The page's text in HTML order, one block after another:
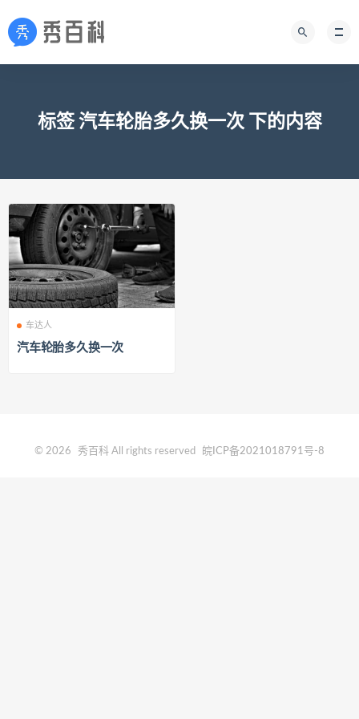
标签 汽车轮胎多久换一次 下的内容
车达人
汽车轮胎多久换一次
© 2026 秀百科 All rights reserved 皖ICP备2021018791号-8